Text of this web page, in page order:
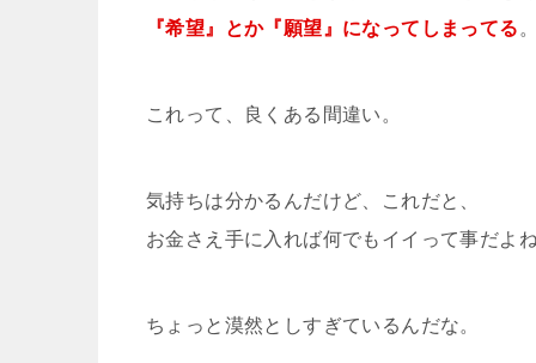
『希望』とか『願望』になってしまってる 。
これって、良くある間違い。
気持ちは分かるんだけど、これだと、
お金さえ手に入れば何でもイイって事だよ
ちょっと漠然としすぎているんだな。